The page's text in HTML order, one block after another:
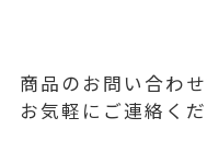
商品のお問い合わ
お気軽にご連絡く